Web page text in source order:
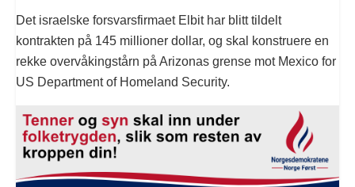
Det israelske forsvarsfirmaet Elbit har blitt tildelt
kontrakten på 145 millioner dollar, og skal konstruere en
rekke overvåkingstårn på Arizonas grense mot Mexico for
US Department of Homeland Security.